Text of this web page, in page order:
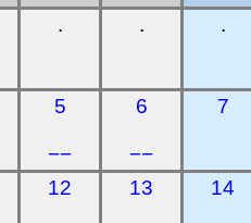
. . .
5
−−
6
−−
7
12 13 14